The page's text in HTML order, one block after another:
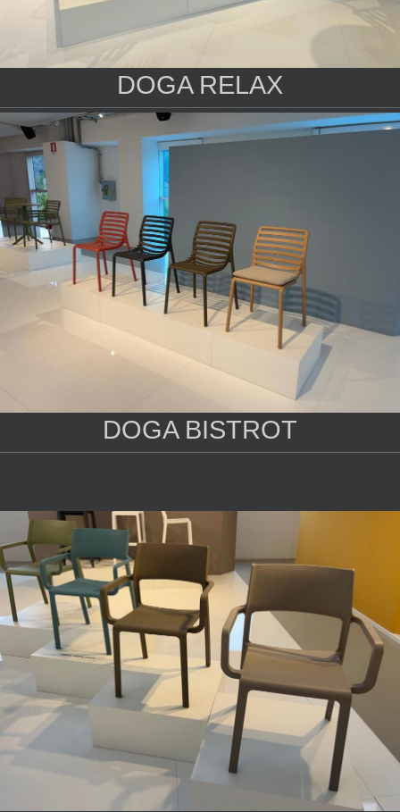
DOGA RELAX
DOGA BISTROT